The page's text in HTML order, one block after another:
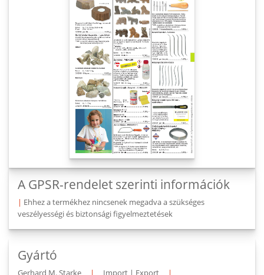
A GPSR-rendelet szerinti információk
| Ehhez a termékhez nincsenek megadva a szükséges
veszélyességi és biztonsági figyelmeztetések
Gyártó
Gerhard M. Starke | Import | Export |